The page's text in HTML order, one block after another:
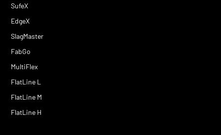
SufeX
EdgeX
SlagMaster
FabGo
MultiFlex
FlatLine L
FlatLine M
FlatLine H